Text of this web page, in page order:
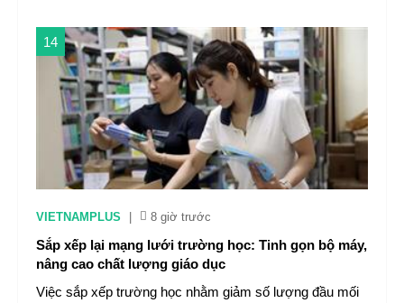
14
VIETNAMPLUS 8 giờ trước
Sắp xếp lại mạng lưới trường học: Tinh gọn bộ máy,
nâng cao chất lượng giáo dục
Việc sắp xếp trường học nhằm giảm số lượng đầu mối